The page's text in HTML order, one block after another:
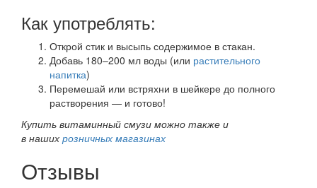
Как употреблять:
Открой стик и высыпь содержимое в стакан.
Добавь 180–200 мл воды (или растительного
напитка)
Перемешай или встряхни в шейкере до полного
растворения — и готово!
Купить витаминный смузи можно также и
в наших розничных магазинах
Отзывы